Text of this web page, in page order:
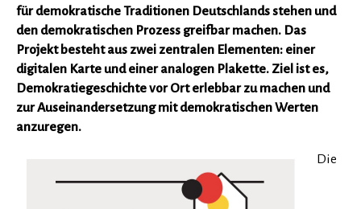
für demokratische Traditionen Deutschlands stehen und
den demokratischen Prozess greifbar machen. Das
Projekt besteht aus zwei zentralen Elementen: einer
digitalen Karte und einer analogen Plakette. Ziel ist es,
Demokratiegeschichte vor Ort erlebbar zu machen und
zur Auseinandersetzung mit demokratischen Werten
anzuregen.
Die